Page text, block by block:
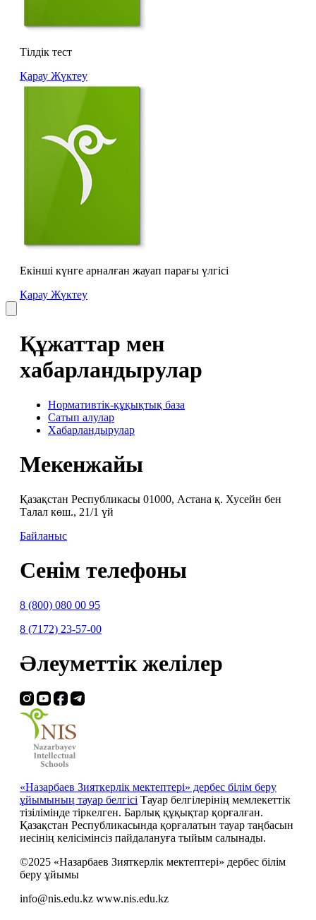
Тілдік тест
Қарау Жүктеу
Екінші күнге арналған жауап парағы үлгісі
Қарау Жүктеу
Құжаттар мен
хабарландырулар
Нормативтік-құқықтық база
Сатып алулар
Хабарландырулар
Мекенжайы
Қазақстан Республикасы 01000, Астана қ. Хусейн бен
Талал көш., 21/1 үй
Байланыс
Сенім телефоны
8 (800) 080 00 95
8 (7172) 23-57-00
Әлеуметтік желілер
«Назарбаев Зияткерлік мектептері» дербес білім беру
ұйымының тауар белгісі Тауар белгілерінің мемлекеттік
тізілімінде тіркелген. Барлық құқықтар қорғалған.
Қазақстан Республикасында қорғалатын тауар таңбасын
иесiнiң келiсiмiнсiз пайдалануға тыйым салынады.
©2025 «Назарбаев Зияткерлік мектептері» дербес білім
беру ұйымы
info@nis.edu.kz www.nis.edu.kz